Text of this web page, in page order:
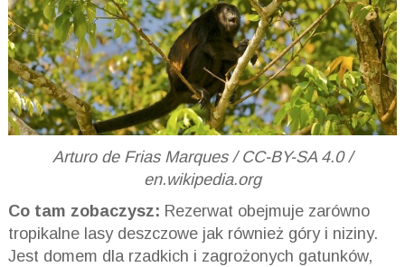
Arturo de Frias Marques / CC-BY-SA 4.0 /
en.wikipedia.org
Co tam zobaczysz: Rezerwat obejmuje zarówno
tropikalne lasy deszczowe jak również góry i niziny.
Jest domem dla rzadkich i zagrożonych gatunków,